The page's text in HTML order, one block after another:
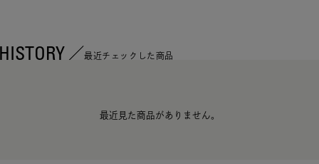
最近チェックした商品
最近見た商品がありません。